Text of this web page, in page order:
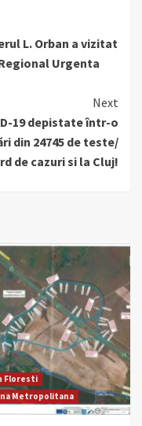
L. Orban a vizitat
Urgenta
Next
19 depistate într-o
din 24745 de teste/
de cazuri si la Cluj!
Floresti
Metropolitana